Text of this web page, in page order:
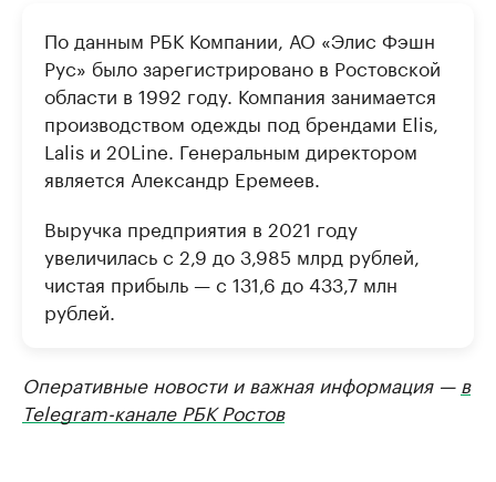
По данным РБК Компании, АО «Элис Фэшн
Рус» было зарегистрировано в Ростовской
области в 1992 году. Компания занимается
производством одежды под брендами Elis,
Lalis и 20Line. Генеральным директором
является Александр Еремеев.
Выручка предприятия в 2021 году
увеличилась с 2,9 до 3,985 млрд рублей,
чистая прибыль — с 131,6 до 433,7 млн
рублей.
Оперативные новости и важная информация — в
Telegram-канале РБК Ростов